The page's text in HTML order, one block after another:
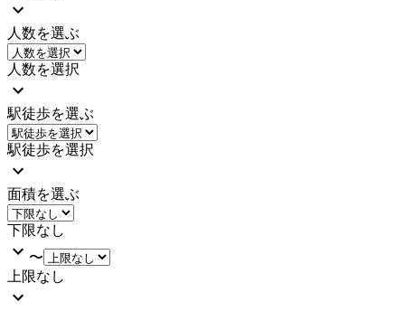
人数を選ぶ
人数を選択
駅徒歩を選ぶ
駅徒歩を選択
面積を選ぶ
下限なし
〜
上限なし